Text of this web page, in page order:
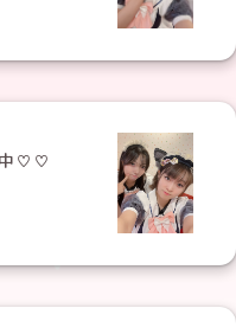
中♡♡